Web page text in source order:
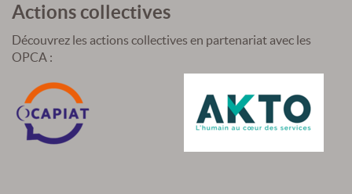
Actions collectives
Découvrez les actions collectives en partenariat avec les
OPCA :